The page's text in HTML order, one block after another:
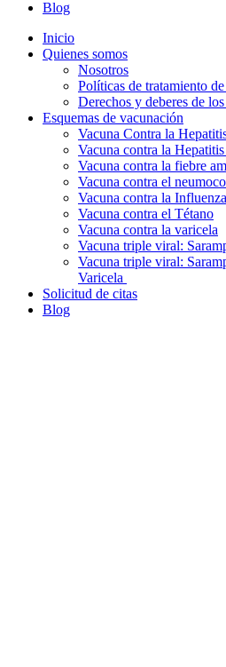
Blog
Inicio
Quienes somos
Nosotros
Políticas de tratamiento
Derechos y deberes de
Esquemas de vacunación
Vacuna Contra la
Vacuna contra la
Vacuna contra la fiebre
Vacuna contra el
Vacuna contra la Influenza
Vacuna contra el Tétano
Vacuna contra la varicela
Vacuna triple viral:
Vacuna triple viral:
Varicela
Solicitud de citas
Blog